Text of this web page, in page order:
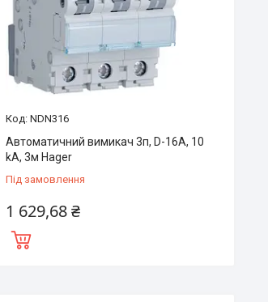
NDN316
Автоматичний вимикач 3п, D-16А, 10
kA, 3м Hager
Під замовлення
1 629,68 ₴